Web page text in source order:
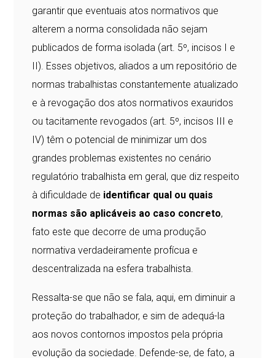
garantir que eventuais atos normativos que
alterem a norma consolidada não sejam
publicados de forma isolada (art. 5º, incisos I e
II). Esses objetivos, aliados a um repositório de
normas trabalhistas constantemente atualizado
e à revogação dos atos normativos exauridos
ou tacitamente revogados (art. 5º, incisos III e
IV) têm o potencial de minimizar um dos
grandes problemas existentes no cenário
regulatório trabalhista em geral, que diz respeito
à dificuldade de identificar qual ou quais
normas são aplicáveis ao caso concreto,
fato este que decorre de uma produção
normativa verdadeiramente profícua e
descentralizada na esfera trabalhista.
Ressalta-se que não se fala, aqui, em diminuir a
proteção do trabalhador, e sim de adequá-la
aos novos contornos impostos pela própria
evolução da sociedade. Defende-se, de fato, a